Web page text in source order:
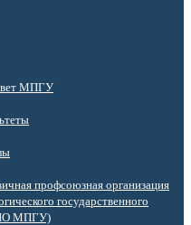
МПГУ
профсоюзная организация
государственного
МПГУ)